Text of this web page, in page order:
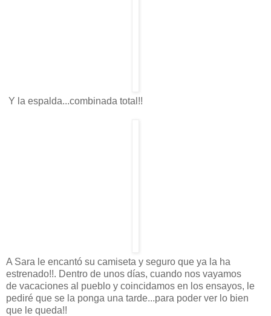
Y la espalda...combinada total!!
A Sara le encantó su camiseta y seguro que ya la ha
estrenado!!. Dentro de unos días, cuando nos vayamos
de vacaciones al pueblo y coincidamos en los ensayos, le
pediré que se la ponga una tarde...para poder ver lo bien
que le queda!!